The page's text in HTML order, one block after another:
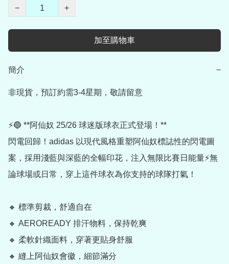
−
+
加至購物車
簡介 −
非現貨，預訂約需3-4星期，敬請留意
⚡🔵 **阿仙奴 25/26 球迷版球衣正式登場！**
閃電回歸！adidas 以現代風格重塑阿仙奴標誌性的閃電圖
案，採用淺藍與深藍的全幅印花，注入無限比賽日能量⚡無
論球場或日常，穿上這件球衣為你支持的球隊打氣！
🔸 標準剪裁，舒適自在
🔸 AEROREADY 排汗物料，保持乾爽
🔸 柔軟針織面料，穿著更貼身舒服
🔸 縫上阿仙奴會徽，細節滿分